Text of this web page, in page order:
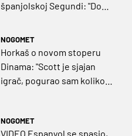
španjolskoj Segundi: "Do
NOGOMET
Horkaš o novom stoperu
Dinama: "Scott je sjajan
igrač, pogurao sam koliko
NOGOMET
VIDEO Espanyol se spasio,